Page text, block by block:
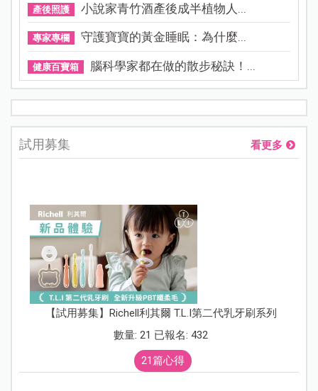
產後照護 小說家青竹酒產後成半植物人...
專家專欄 守護寶寶的黃金睡眠：為什麼...
健康百寶箱 腦科學家都在做的散步秘訣！...
試用募集 看更多
【試用募集】Richell利其爾 T.L.I第二代乳牙刷系列
數量: 21 已報名: 432
21篇心得